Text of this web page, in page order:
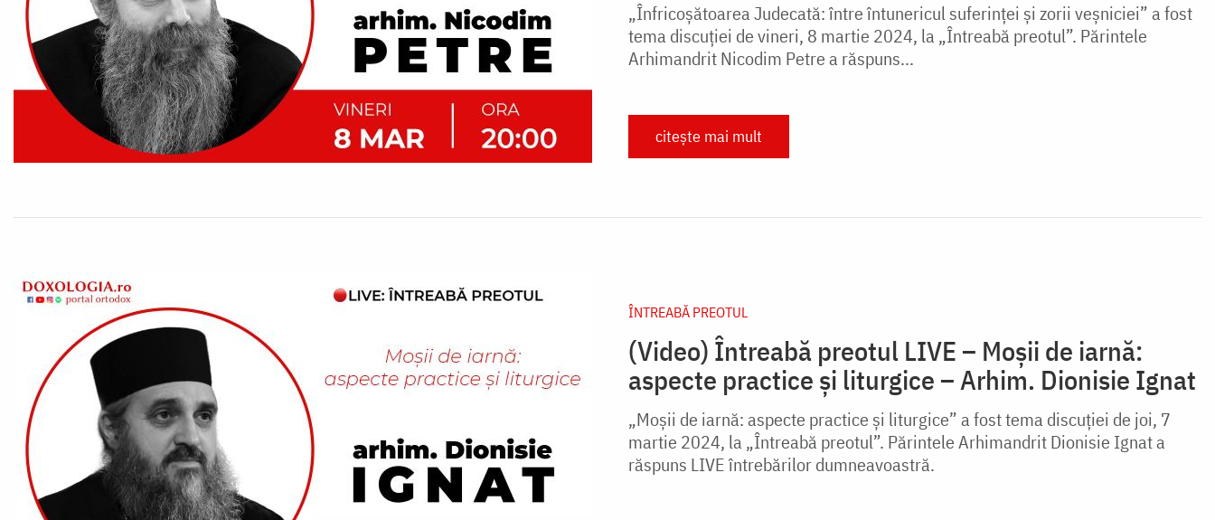
„Înfricoșătoarea Judecată: între întunericul suferinței și zorii veșniciei” a fost
tema discuției de vineri, 8 martie 2024, la „Întreabă preotul”. Părintele
Arhimandrit Nicodim Petre a răspuns...
citește mai mult
ÎNTREABĂ PREOTUL
(Video) Întreabă preotul LIVE – Moșii de iarnă:
aspecte practice și liturgice – Arhim. Dionisie Ignat
„Moșii de iarnă: aspecte practice și liturgice” a fost tema discuției de joi, 7
martie 2024, la „Întreabă preotul”. Părintele Arhimandrit Dionisie Ignat a
răspuns LIVE întrebărilor dumneavoastră.